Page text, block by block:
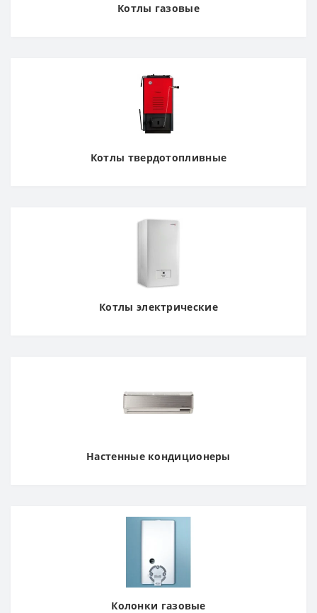
Котлы газовые
Котлы твердотопливные
Котлы электрические
Настенные кондиционеры
Колонки газовые